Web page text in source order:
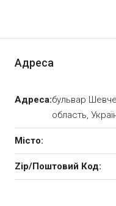
Адреса
Адреса:бульвар
область,
Місто:
Zip/Поштовий Код: